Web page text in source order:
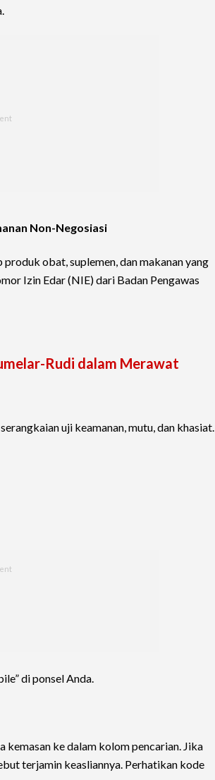
Non-Negosiasi
obat, suplemen, dan makanan yang
Izin Edar (NIE) dari Badan Pengawas
Rudi dalam Merawat
uji keamanan, mutu, dan khasiat.
di ponsel Anda.
ke dalam kolom pencarian. Jika
terjamin keasliannya. Perhatikan kode